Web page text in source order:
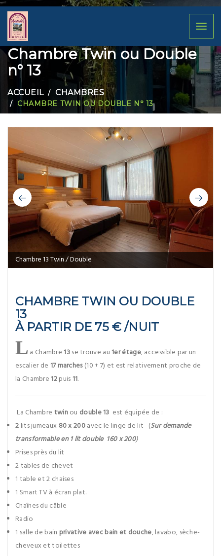
Chambre Twin ou Double
n° 13
ACCUEIL CHAMBRES
CHAMBRE TWIN OU DOUBLE N° 13
Chambre 13 Twin / Double
CHAMBRE TWIN OU DOUBLE
13
À PARTIR DE 75 € /NUIT
L a Chambre 13se trouve au 1er étage, accessible par un
escalier de 17 marches(10 + 7) et est relativement proche de
la Chambre 12puis 11.
La Chambre twinou double13 est équipée de :
2 lits jumeaux 80 x 200avec le linge de lit (Sur demande
transformable en 1 lit double 160 x 200)
Prises près du lit
2 tables de chevet
1 table et 2 chaises
1 Smart TV à écran plat.
Chaînes du câble
Radio
1 salle de bain privative avec bain et douche, lavabo, sèche-
cheveux et toilettes